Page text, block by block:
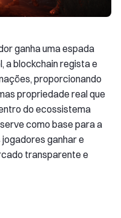
ganha uma espada
a blockchain regista e
proporcionando
propriedade real que
do ecossistema
como base para a
ganhar e
transparente e